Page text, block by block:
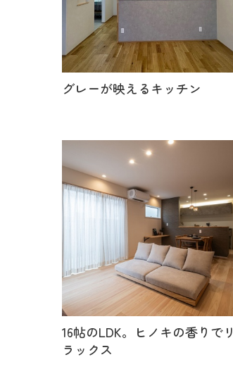
グレーが映えるキッチン
16帖のLDK。ヒノキの香りでリ
ラックス